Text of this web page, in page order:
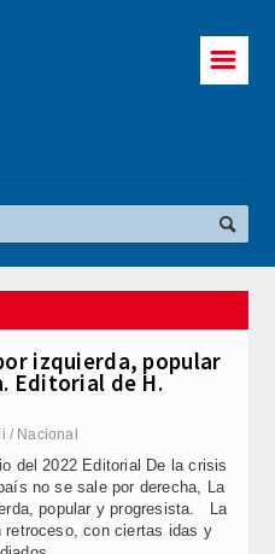
☰
izquierda, popular
Editorial de H.
/ Nacional
del 2022 Editorial De la crisis
no se sale por derecha, La
popular y progresista. La
retroceso, con ciertas idas y